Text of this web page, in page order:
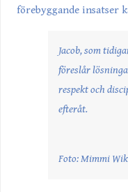
förebyggande insatser
Jacob, som
föreslår
respekt och
efteråt.
Foto: Mimmi